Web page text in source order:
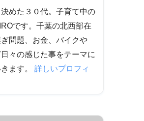
めた３０代。子育て中の
です。千葉の北西部在
問題、お金、バイクや
々の感じた事をテーマに
ます。 詳しいプロフィ